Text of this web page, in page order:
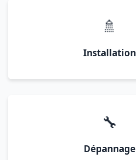
🚿
Installation
🔧
Dépannage